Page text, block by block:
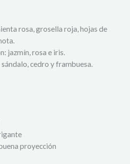
rosa, grosella roja, hojas de
jazmín, rosa e iris.
cedro y frambuesa.
proyección